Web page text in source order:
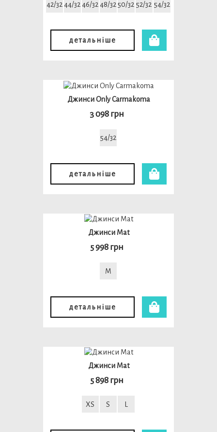
42/32 44/32 46/32 48/32 50/32 52/32 54/32
детальніше
Джинси Only Carmakoma
3 098 грн
54/32
детальніше
Джинси Mat
5 998 грн
M
детальніше
Джинси Mat
5 898 грн
XS S